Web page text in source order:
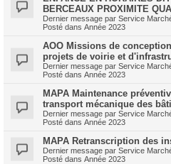
BERCEAUX PROXIMITE
Dernier message par Service
Posté dans Année 2023
AOO Missions de
projets de voirie et
Dernier message par Service
Posté dans Année 2023
MAPA Maintenance
transport mécanique des
Dernier message par Service
Posté dans Année 2023
MAPA Retranscription des
Dernier message par Service
Posté dans Année 2023